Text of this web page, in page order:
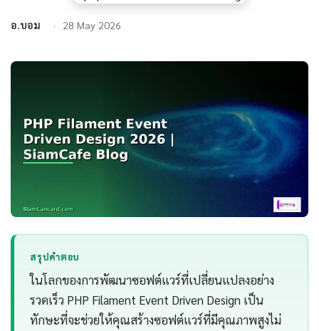
อ.บอม 28 May 2026
สรุปคำตอบ
ในโลกของการพัฒนาซอฟต์แวร์ที่เปลี่ยนแปลงอย่าง
รวดเร็ว PHP Filament Event Driven Design เป็น
ทักษะที่จะช่วยให้คุณสร้างซอฟต์แวร์ที่มีคุณภาพสูงไม่